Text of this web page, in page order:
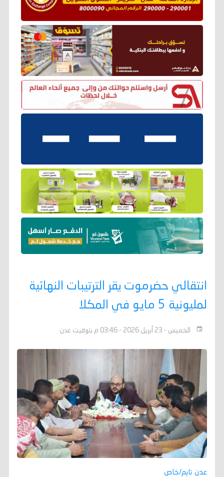
انتقالي حضرموت يقر الترتيبات النهائية
لمليونية 5 مايو في المكلا
الخميس - 23 أبريل 2026 - 03:46 م بتوقيت عدن
عدن تايم/خاص